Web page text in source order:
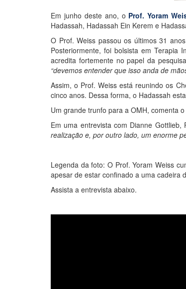
Em junho deste ano, o Prof. Yoram
Hadassah, Hadassah Ein Kerem e
O Prof. Weiss passou os últimos 31
Posteriormente, foi bolsista em Terapia
acredita fortemente no papel da
“devemos entender que isso anda de
Assim, o Prof. Weiss está reunindo os
cinco anos. Dessa forma, o Hadassah
Um grande trunfo para a OMH, comenta
Em uma entrevista com Dianne
realização e, por outro lado, um enorme
Legenda da foto: O Prof. Yoram Weiss
apesar de estar confinado a uma cadeira
Assista a entrevista abaixo.